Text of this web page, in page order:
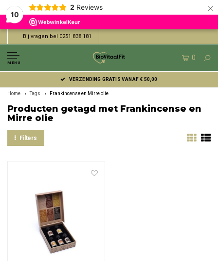
10
2 Reviews ×
Bij vragen bel 0251 838 181
MENU
0
VERZENDING GRATIS VANAF € 50,00
Home Tags Frankincense en Mirre olie
Producten getagd met Frankincense en
Mirre olie
Filters